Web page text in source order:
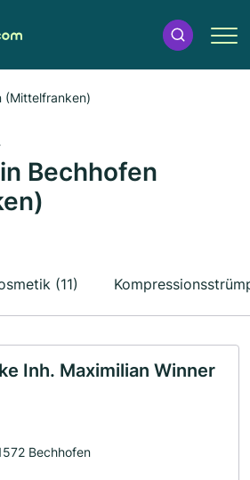
(Mittelfranken)
Bechhofen
(11)
Inh. Maximilian Winner
Bechhofen